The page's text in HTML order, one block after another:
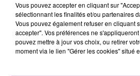
À LA UNE
7 août 2026
Vous pouvez accepter en cliquant sur
sélectionnant les finalités et/ou partenaires
Vous pouvez également refuser en cliquant
accepter". Vos préférences ne
pouvez mettre à jour vos choix, ou retirer
moment via le lien "Gérer les cookies" situé